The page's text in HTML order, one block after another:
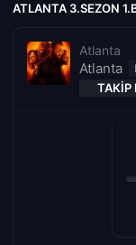
ATLANTA 3.SEZON
Atlanta
Atlanta
TAKIP